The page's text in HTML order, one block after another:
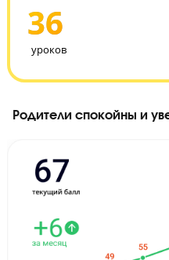
Внимательный
Сильнейшая
Дешевле, чем
36
уроков
Родители спокойны